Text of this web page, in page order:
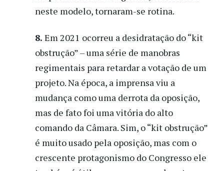
neste modelo, tornaram-se rotina.
8. Em 2021 ocorreu a desidratação do “kit
obstrução” – uma série de manobras
regimentais para retardar a votação de um
projeto. Na época, a imprensa viu a
mudança como uma derrota da oposição,
mas de fato foi uma vitória do alto
comando da Câmara. Sim, o “kit obstrução”
é muito usado pela oposição, mas com o
crescente protagonismo do Congresso ele